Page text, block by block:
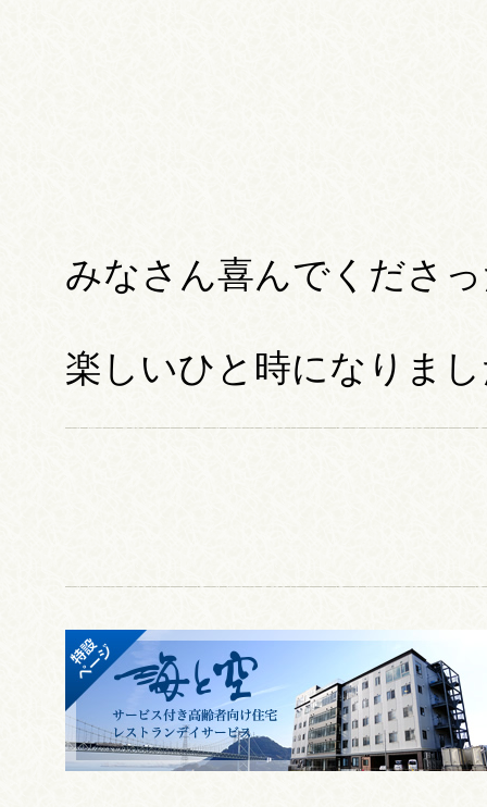
みなさん喜んでくださ
楽しいひと時になりま